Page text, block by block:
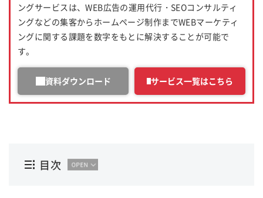
ングサービスは、WEB広告の運用代行・SEOコンサルティ
ングなどの集客からホームページ制作までWEBマーケティ
ングに関する課題を数字をもとに解決することが可能で
す。
資料ダウンロード サービス一覧はこちら
目次